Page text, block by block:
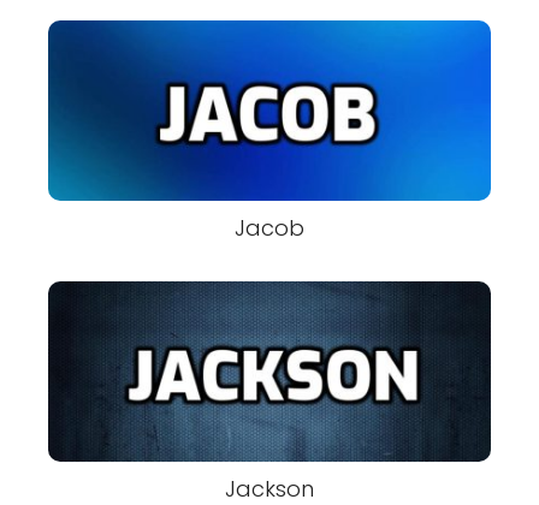
Jacob
Jackson